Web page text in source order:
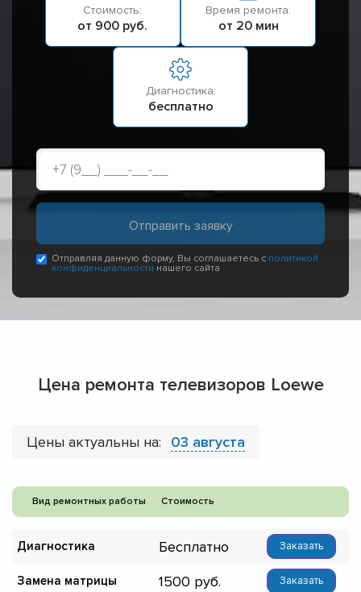
Стоимость:
от 900 руб.
Время ремонта:
от 20 мин
Диагностика:
бесплатно
Отправляя данную форму, Вы соглашаетесь с политикой
конфиденциальности нашего сайта
Цена ремонта телевизоров Loewe
Цены актуальны на: 03 августа
Вид ремонтных работы Стоимость
Диагностика Бесплатно Заказать
Замена матрицы 1500 Заказать